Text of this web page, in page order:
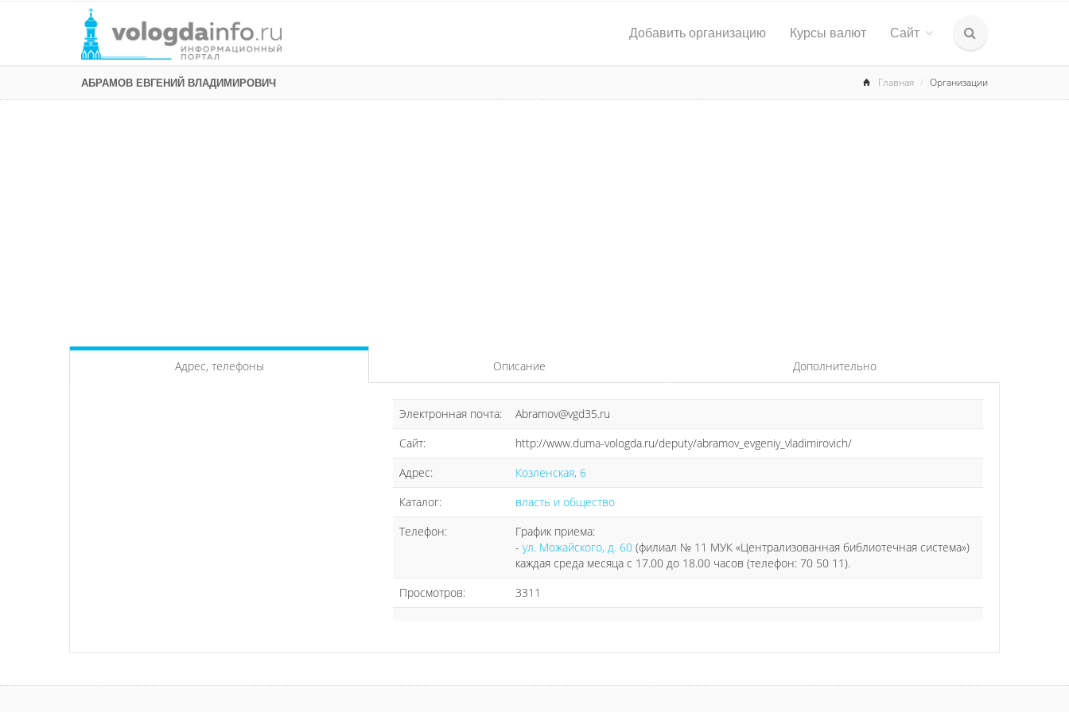
Добавить организацию Курсы валют Сайт
АБРАМОВ ЕВГЕНИЙ ВЛАДИМИРОВИЧ Главная Организации
Адрес, телефоны Описание Дополнительно
Электронная почта:
Abramov@vgd35.ru
Сайт:
http://www.duma-vologda.ru/deputy/abramov_evgeniy_vladimirovich/
Адрес:
Козленская, 6
Каталог:
власть и общество
Телефон:
График приема:
- ул. Можайского, д. 60 (филиал № 11 МУК «Централизованная библиотечная система»)
каждая среда месяца с 17.00 до 18.00 часов (телефон: 70 50 11).
Просмотров:
3311